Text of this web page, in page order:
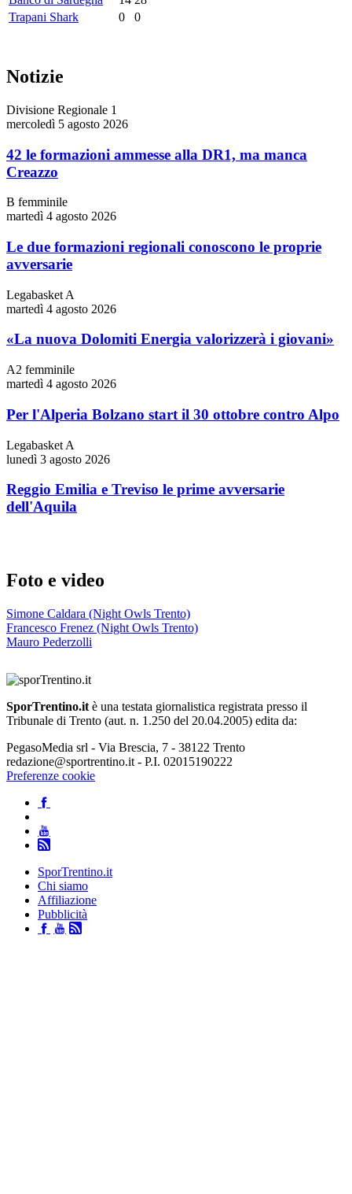
Trapani Shark
0 0
Notizie
Divisione Regionale 1
mercoledì 5 agosto 2026
42 le formazioni ammesse alla DR1, ma manca
Creazzo
B femminile
martedì 4 agosto 2026
Le due formazioni regionali conoscono le proprie
avversarie
Legabasket A
martedì 4 agosto 2026
«La nuova Dolomiti Energia valorizzerà i giovani»
A2 femminile
martedì 4 agosto 2026
Per l'Alperia Bolzano start il 30 ottobre contro Alpo
Legabasket A
lunedì 3 agosto 2026
Reggio Emilia e Treviso le prime avversarie
dell'Aquila
Foto e video
Simone Caldara (Night Owls Trento)
Francesco Frenez (Night Owls Trento)
Mauro Pederzolli
SporTrentino.it è una testata giornalistica registrata presso il
Tribunale di Trento (aut. n. 1.250 del 20.04.2005) edita da:
PegasoMedia srl - Via Brescia, 7 - 38122 Trento
redazione@sportrentino.it - P.I. 02015190222
Preferenze cookie
SporTrentino.it
Chi siamo
Affiliazione
Pubblicità